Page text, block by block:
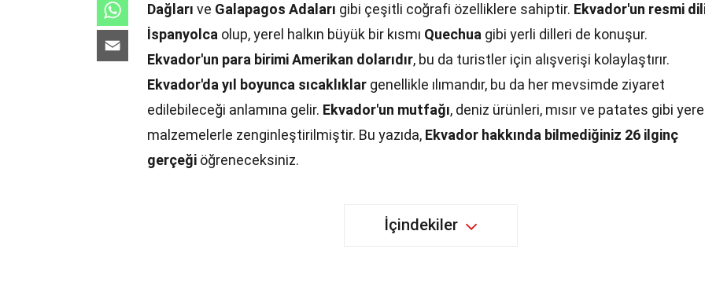
Dağları ve Galapagos Adaları gibi çeşitli coğrafi özelliklere sahiptir. Ekvador'un resmi
İspanyolca olup, yerel halkın büyük bir kısmı Quechua gibi yerli dilleri de konuşur.
Ekvador'un para birimi Amerikan dolarıdır, bu da turistler için alışverişi kolaylaştırır.
Ekvador'da yıl boyunca sıcaklıklar genellikle ılımandır, bu da her mevsimde ziyaret
edilebileceği anlamına gelir. Ekvador'un mutfağı, deniz ürünleri, mısır ve patates gibi yerel
malzemelerle zenginleştirilmiştir. Bu yazıda, Ekvador hakkında bilmediğiniz 26 ilginç
gerçeği öğreneceksiniz.
İçindekiler